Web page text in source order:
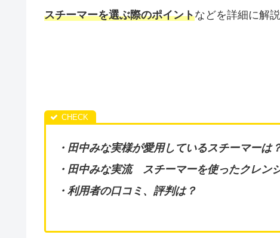
スチーマーを選ぶ際のポイントなどを詳細に解説
・田中みな実様が愛用しているスチーマーは
・田中みな実流 スチーマーを使ったクレン
・利用者の口コミ、評判は？